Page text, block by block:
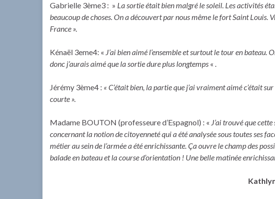
Gabrielle 3ème3 : » La sortie était bien malgré le soleil. Les activités
beaucoup de choses.On a découvert par nous même le fort Saint Louis.
France ».
Kénaël 3eme4: « J’ai bien aimé l’ensemble et surtout le tour en bateau.
donc j’aurais aimé que la sortie dure plus longtemps « .
Jérémy 3ème4 : « C’était bien, la partie que j’ai vraiment aimé c’était
courte ».
Madame BOUTON (professeure d’Espagnol) : « J’ai trouvé que
concernant la notion de citoyenneté qui a été analysée sous toutes ses
métier au sein de l’armée a été enrichissante. Ça ouvre le champ des
balade en bateau et la course d’orientation ! Une belle matinée